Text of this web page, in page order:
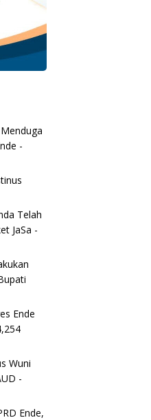
-
Telah
JaSa -
Ende
Wuni
-
Ende,